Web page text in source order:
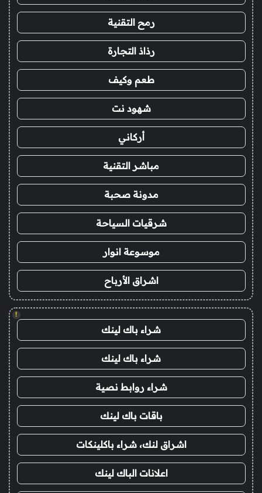
رمح التقنية
رذاذ التجارة
طعم وكيف
شهود نت
أركاني
مباشر التقنية
مدونة صحبة
شرقيات السياحة
موسوعة انوار
اشراق الأرباح
!
شراء باك لينك
شراء باك لينك
شراء روابط نصية
باقات باك لينك
اشراق لنك، شراء باكلينكات
اعلانات الباك لينك